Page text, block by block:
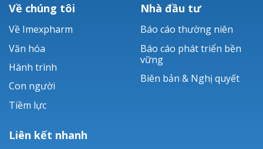
Về chúng tôi
Về Imexpharm
Văn hóa
Hành trình
Con người
Tiềm lực
Nhà đầu tư
Báo cáo thường niên
Báo cáo phát triển bền
vững
Biên bản & Nghị quyết
Liên kết nhanh